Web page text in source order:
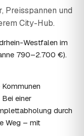
Lohnanteil; die
Steuerberater.
anwesend
laufen nach
wenn Sie
Unterlagen
als Beleg
Preisspannen und
City-Hub.
Westfalen im
790–2.700 €).
einer
durch
Weg – mit